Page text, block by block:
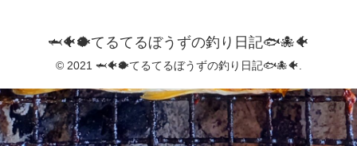
🦈🐠🐡てるてるぼうずの釣り日記🐟️🐙🐠
© 2021 🦈🐠🐡てるてるぼうずの釣り日記🐟️🐙🐠.